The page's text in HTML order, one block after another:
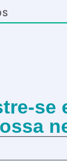
se